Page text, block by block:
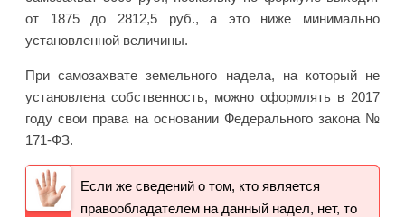
от 1875 до 2812,5 руб., а это ниже минимально
установленной величины.
При самозахвате земельного надела, на который не
установлена собственность, можно оформлять в 2017
году свои права на основании Федерального закона №
171-ФЗ.
Если же сведений о том, кто является
правообладателем на данный надел, нет, то